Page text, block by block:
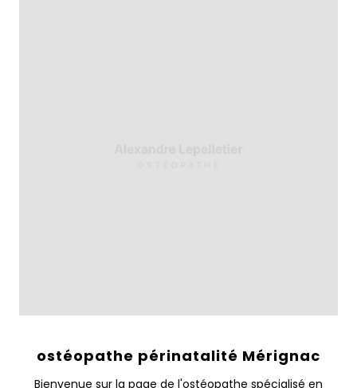
ostéopathe périnatalité Mérignac
Bienvenue sur la page de l'ostéopathe spécialisé en